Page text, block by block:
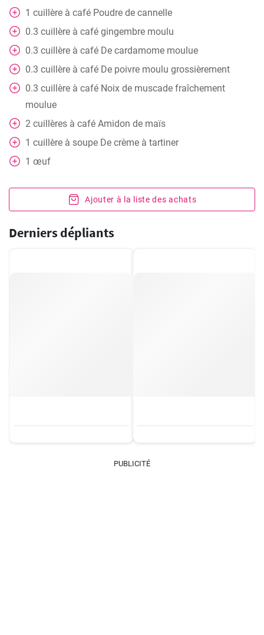
1 cuillère à café Poudre de cannelle
0.3 cuillère à café gingembre moulu
0.3 cuillère à café De cardamome moulue
0.3 cuillère à café De poivre moulu grossièrement
0.3 cuillère à café Noix de muscade fraîchement
moulue
2 cuillères à café Amidon de maïs
1 cuillère à soupe De crème à tartiner
1 œuf
Ajouter à la liste des achats
Derniers dépliants
PUBLICITÉ